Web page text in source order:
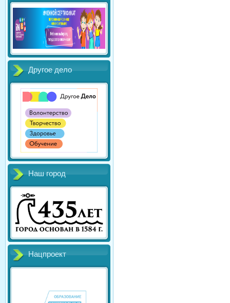
Другое дело
Наш город
Нацпроект